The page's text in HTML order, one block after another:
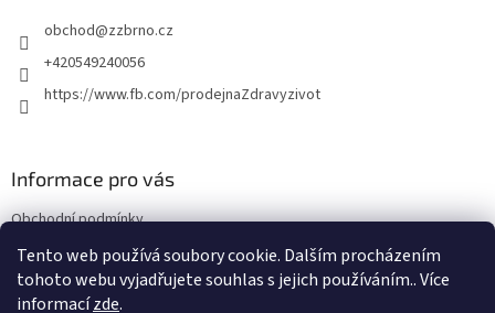
Tento web používá soubory cookie. Dalším procházením
tohoto webu vyjadřujete souhlas s jejich používáním.. Více
informacízde.
obchod@zzbrno.cz
+420549240056
https://www.fb.com/prodejnaZdravyzivot
Informace pro vás
Obchodní podmínky
Podmínky ochrany osobních údajů